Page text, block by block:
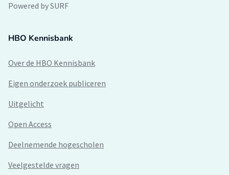
Powered by SURF
HBO Kennisbank
Over de HBO Kennisbank
Eigen onderzoek publiceren
Uitgelicht
Open Access
Deelnemende hogescholen
Veelgestelde vragen